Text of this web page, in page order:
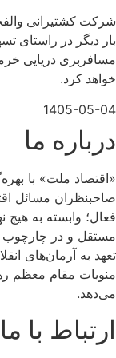
شرکت کشتیرانی
بار دیگر در راستای
مسافربری دریایی
خواهد کرد.
1405-05-04
درباره ما
«اقتصاد ملت» با
صاحبنظران مسائل
فعال؛ وابسته به
مستقل و در چارچوب
تعهد به آرمان‌های
منویات مقام معظم
می‌دهد.
ارتباط با ما